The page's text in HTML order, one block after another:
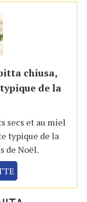
chiusa,
de la
secs et au miel
typique de la
de Noël.